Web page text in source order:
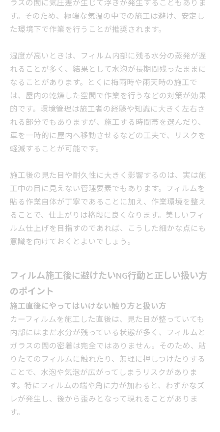
ラスの間に気圧差が生じて浮きが発生することもありま
す。そのため、極端な気温の中での施工は避け、安定し
た環境下で作業を行うことが推奨されます。
湿度が高いときは、フィルム内部に残る水分の蒸発が遅
れることが多く、結果として水泡が長期間残ったままに
なることがあります。とくに梅雨時や雨天時の施工で
は、屋内の乾燥した空間で作業を行うなどの対策が効果
的です。環境管理は施工者の経験や知識に大きく左右さ
れる部分でもありますが、施工する時間帯を選んだり、
車を一時的に屋内へ移動させるなどの工夫で、リスクを
軽減することが可能です。
施工後の見た目や耐久性に大きく影響するのは、実は施
工中の目に見えない管理要素でもあります。フィルムを
貼る作業自体が丁寧であることに加え、作業環境を整え
ることで、仕上がりは格段に良くなります。美しいフィ
ルム仕上げを目指すのであれば、こうした細かな点にも
意識を向けておくとよいでしょう。
フィルム施工後に避けたいNG行動と正しい扱い方
のポイント
施工直後にやってはいけない触り方と扱い方
カーフィルムを施工した直後は、見た目が整っていても
内部にはまだ水分が残っている状態が多く、フィルムと
ガラスの間の密着は完全ではありません。そのため、貼
りたてのフィルムに触れたり、無理に押しつけたりする
ことで、水泡や気泡が広がってしまうリスクがありま
す。特にフィルムの端や角に力が加わると、わずかなズ
レが発生し、後から歪みとなって現れることがありま
す。